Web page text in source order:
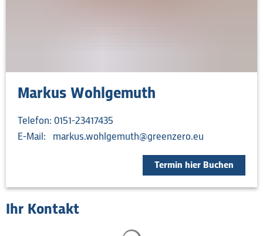
Markus Wohlgemuth
Telefon: 0151-23417435
E-Mail: markus.wohlgemuth@greenzero.eu
Termin hier Buchen
Ihr Kontakt